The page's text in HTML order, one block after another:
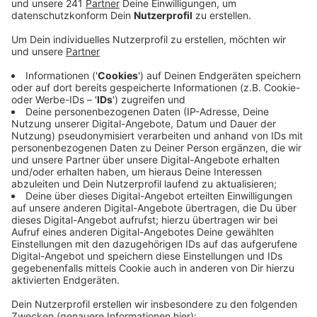
seit gut einem Jahr und sie zeigt Wirkung.
Veröffentlicht:Freitag, 20.11.2020 06:46
Anzeige
Immer wieder stellen Anwohner in Leverkusen
überfüllte Tonnen vor die Tür oder auch noch Altpapier
daneben. Das ist für die Mitarbeiter eine
zusätzliche Belastung. In der Vergangenheit gab es
oft Dienstausfälle zum Beispiel wegen
Rückenproblemen. Durch die Sticker-Aktion konnte die
AVEA mehr Menschen in Leverkusen auf das Problem
aufmerksam machen. In diesem Jahr ist nur eine
Handvoll Anwohner mehrfach negativ aufgefallen. Bei
diesen Fällen weist die Stadt dann auf die Missstände
hin und Hauseigentümer müssen größere Mülltonnen